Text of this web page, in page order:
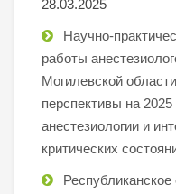
28.03.2025
Научно-
работы
Могилевской
перспективы на
анестезиологии и
критических